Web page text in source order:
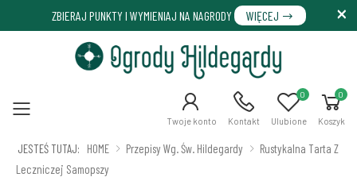
ZBIERAJ PUNKTY I WYMIENIAJ NA NAGRODY WIĘCEJ
Menu Twoje konto Kontakt Ulubione
0 0
Koszyk
JESTEŚ TUTAJ: HOME Przepisy Wg. Św. Hildegardy
Rustykalna Tarta Z
Leczniczej Samopszy